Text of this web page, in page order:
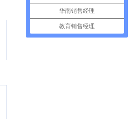
华南销售经理
教育销售经理